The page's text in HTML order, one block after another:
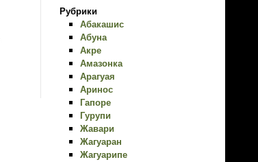
Рубрики
Абакашис
Абуна
Акре
Амазонка
Арагуая
Аринос
Гапоре
Гурупи
Жавари
Жагуаран
Жагуарипе